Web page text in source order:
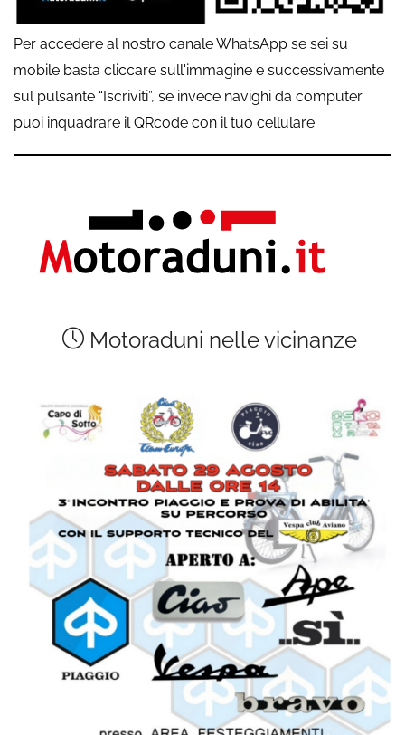
Per accedere al nostro canale WhatsApp se sei su
mobile basta cliccare sull'immagine e successivamente
sul pulsante “Iscriviti”, se invece navighi da computer
puoi inquadrare il QRcode con il tuo cellulare.
Motoraduni nelle vicinanze